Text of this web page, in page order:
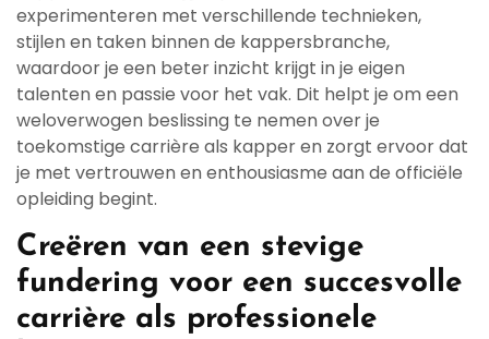
experimenteren met verschillende technieken,
stijlen en taken binnen de kappersbranche,
waardoor je een beter inzicht krijgt in je eigen
talenten en passie voor het vak. Dit helpt je om een
weloverwogen beslissing te nemen over je
toekomstige carrière als kapper en zorgt ervoor dat
je met vertrouwen en enthousiasme aan de officiële
opleiding begint.
Creëren van een stevige
fundering voor een succesvolle
carrière als professionele